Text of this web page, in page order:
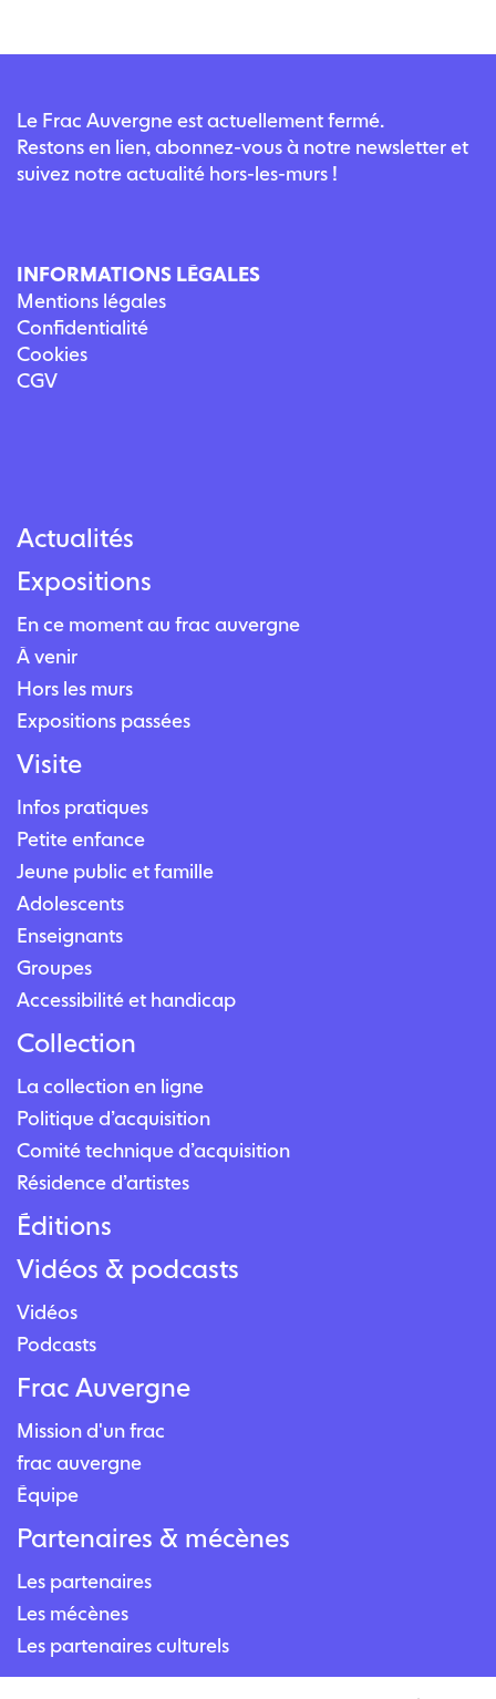
Le Frac Auvergne est actuellement fermé.
Restons en lien, abonnez-vous à notre newsletter et
suivez notre actualité hors-les-murs !
INFORMATIONS LÉGALES
Mentions légales
Confidentialité
Cookies
CGV
Actualités
Expositions
En ce moment au frac auvergne
À venir
Hors les murs
Expositions passées
Visite
Infos pratiques
Petite enfance
Jeune public et famille
Adolescents
Enseignants
Groupes
Accessibilité et handicap
Collection
La collection en ligne
Politique d’acquisition
Comité technique d’acquisition
Résidence d’artistes
Éditions
Vidéos & podcasts
Vidéos
Podcasts
Frac Auvergne
Mission d'un frac
frac auvergne
Équipe
Partenaires & mécènes
Les partenaires
Les mécènes
Les partenaires culturels
Contact